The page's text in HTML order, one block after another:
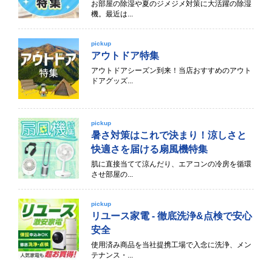
お部屋の除湿や夏のジメジメ対策に大活躍の除湿
機。最近は...
pickup
アウトドア特集
アウトドアシーズン到来！当店おすすめのアウト
ドアグッズ...
pickup
暑さ対策はこれで決まり！涼しさと
快適さを届ける扇風機特集
肌に直接当てて涼んだり、エアコンの冷房を循環
させ部屋の...
pickup
リユース家電 - 徹底洗浄&点検で安心
安全
使用済み商品を当社提携工場で入念に洗浄、メン
テナンス・...